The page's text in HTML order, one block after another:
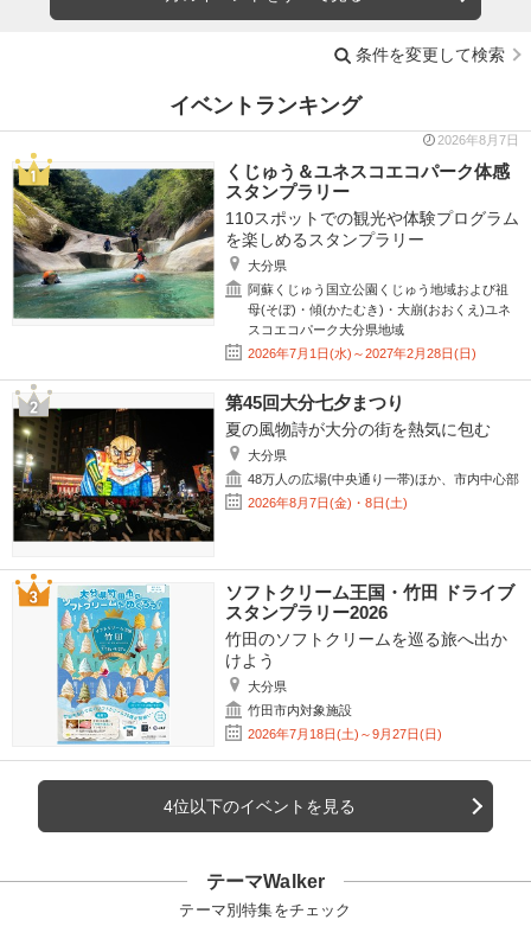
条件を変更して検索
イベントランキング
2026年8月7日
くじゅう＆ユネスコエコパーク体感
スタンプラリー
110スポットでの観光や体験プログラム
を楽しめるスタンプラリー
大分県
阿蘇くじゅう国立公園くじゅう地域および祖
母(そぼ)・傾(かたむき)・大崩(おおくえ)ユネ
スコエコパーク大分県地域
2026年7月1日(水)～2027年2月28日(日)
第45回大分七夕まつり
夏の風物詩が大分の街を熱気に包む
大分県
48万人の広場(中央通り一帯)ほか、市内中心部
2026年8月7日(金)・8日(土)
ソフトクリーム王国・竹田 ドライブ
スタンプラリー2026
竹田のソフトクリームを巡る旅へ出か
けよう
大分県
竹田市内対象施設
2026年7月18日(土)～9月27日(日)
4位以下のイベントを見る
テーマWalker
テーマ別特集をチェック